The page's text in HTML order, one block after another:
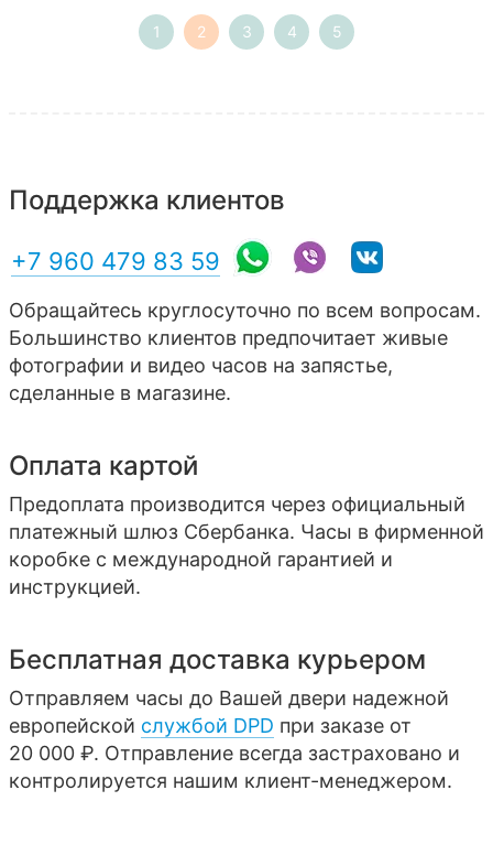
1 2 3 4 5
Поддержка клиентов
+7 960 479 83 59
Обращайтесь круглосуточно по всем вопросам.
Большинство клиентов предпочитает живые
фотографии и видео часов на запястье,
сделанные в магазине.
Оплата картой
Предоплата производится через официальный
платежный шлюз Сбербанка. Часы в фирменной
коробке с международной гарантией и
инструкцией.
Бесплатная доставка курьером
Отправляем часы до Вашей двери надежной
европейской службой DPD при заказе от
20 000 ₽. Отправление всегда застраховано и
контролируется нашим клиент-менеджером.